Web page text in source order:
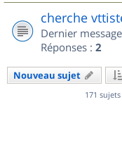
cherche
Dernier
Réponses : 2
Nouveau sujet
171 sujets